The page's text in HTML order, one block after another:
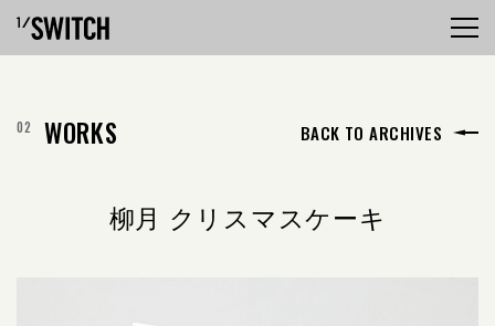
WORKS BACK TO ARCHIVES
柳月 クリスマスケーキ